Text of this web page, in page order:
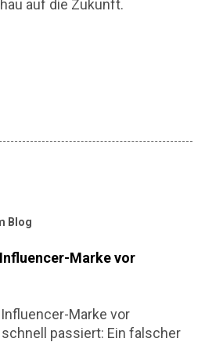
auf die Zukunft.
Blog
Marke vor
Marke vor
passiert: Ein falscher